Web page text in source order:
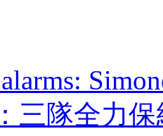
：三隊全